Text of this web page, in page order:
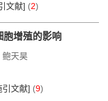
文献] (2)
胞增殖的影响
鲍天昊
引文献] (9)